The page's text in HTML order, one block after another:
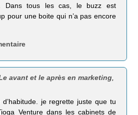
Dans tous les cas, le buzz est
pour une boite qui n’a pas encore
avant et le après en marketing,
je regrette juste que tu
Venture dans les cabinets de